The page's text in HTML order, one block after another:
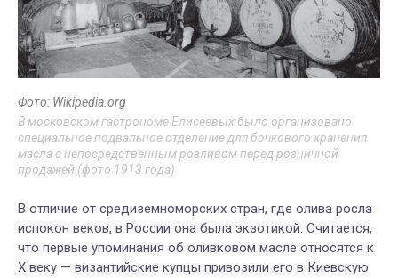
Фото: Wikipedia.org
В московском гастрономе Елисеевых было организовано
специальное подвальное отделение для бочкового хранения
масла с непосредственным розливом перед розничной
продажей (фото 1913 года)
В отличие от средиземноморских стран, где олива росла
испокон веков, в России она была экзотикой. Считается,
что первые упоминания об оливковом масле относятся к
X веку — византийские купцы привозили его в Киевскую